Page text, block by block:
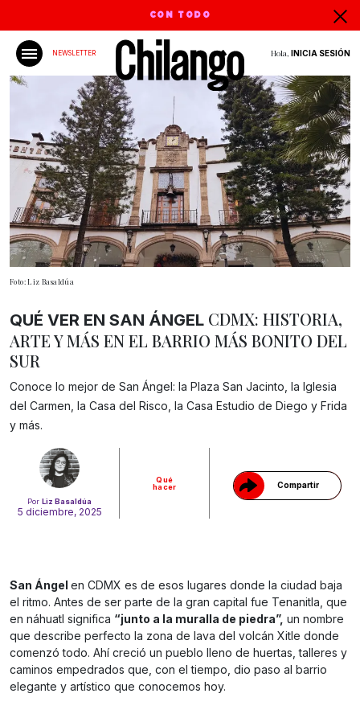
CON TODO
NEWSLETTER Hola, INICIA SESIÓN
Foto: Liz Basaldúa
Por Liz Basaldúa
5 diciembre, 2025
Qué
hacer
Compartir
Gracias!
QUÉ VER EN SAN ÁNGEL CDMX: HISTORIA,
ARTE Y MÁS EN EL BARRIO MÁS BONITO DEL
SUR
Conoce lo mejor de San Ángel: la Plaza San Jacinto, la Iglesia
del Carmen, la Casa del Risco, la Casa Estudio de Diego y Frida
y más.
San Ángel en CDMX es de esos lugares donde la ciudad baja
el ritmo. Antes de ser parte de la gran capital fue Tenanitla, que
en náhuatl significa “junto a la muralla de piedra”, un nombre
que describe perfecto la zona de lava del volcán Xitle donde
comenzó todo. Ahí creció un pueblo lleno de huertas, talleres y
caminos empedrados que, con el tiempo, dio paso al barrio
elegante y artístico que conocemos hoy.